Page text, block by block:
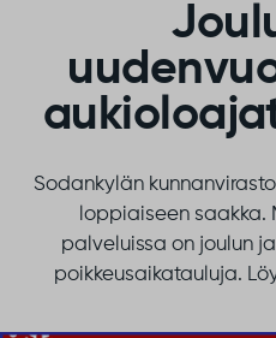
Sodankylän
loppiaiseen saakka.
palveluissa on joulun
poikkeusaikatauluja.